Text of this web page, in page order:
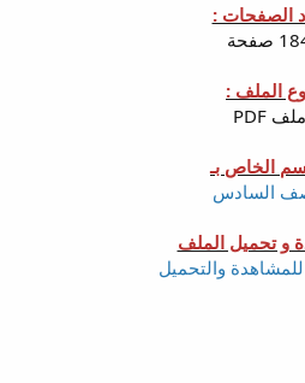
الصفحات :
صفحة
الملف :
ملف PDF
الخاص بـ
السادس
و تحميل الملف
والتحميل